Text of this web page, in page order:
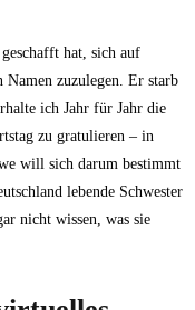
hat, sich auf
zuzulegen. Er starb
ich Jahr für Jahr die
zu gratulieren – in
will sich darum bestimmt
lebende Schwester
nicht wissen, was sie